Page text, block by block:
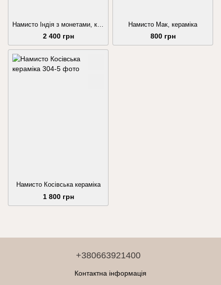
2 400 грн
Намисто Мак, кераміка
800 грн
Намисто Косівська кераміка
1 800 грн
+380663921400
Контактна інформація